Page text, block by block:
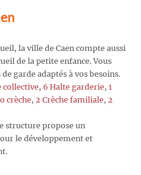
la ville de Caen compte aussi
de la petite enfance. Vous
garde adaptés à vos besoins.
collective, 6 Halte garderie, 1
crèche, 2 Crèche familiale, 2
structure propose un
le développement et